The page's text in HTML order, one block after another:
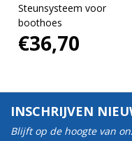
Steunsysteem voor
boothoes
€36,70
INSCHRIJVEN
Blijft op de hoogte van